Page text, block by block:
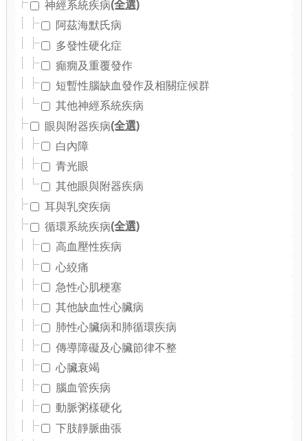
神經系統疾病(全選)
阿茲海默氏病
多發性硬化症
癲癇及重覆發作
短暫性腦缺血發作及相關症候群
其他神經系統疾病
眼與附器疾病(全選)
白內障
青光眼
其他眼與附器疾病
耳與乳突疾病
循環系統疾病(全選)
高血壓性疾病
心絞痛
急性心肌梗塞
其他缺血性心臟病
肺性心臟病和肺循環疾病
傳導障礙及心臟節律不整
心臟衰竭
腦血管疾病
動脈粥樣硬化
下肢靜脈曲張